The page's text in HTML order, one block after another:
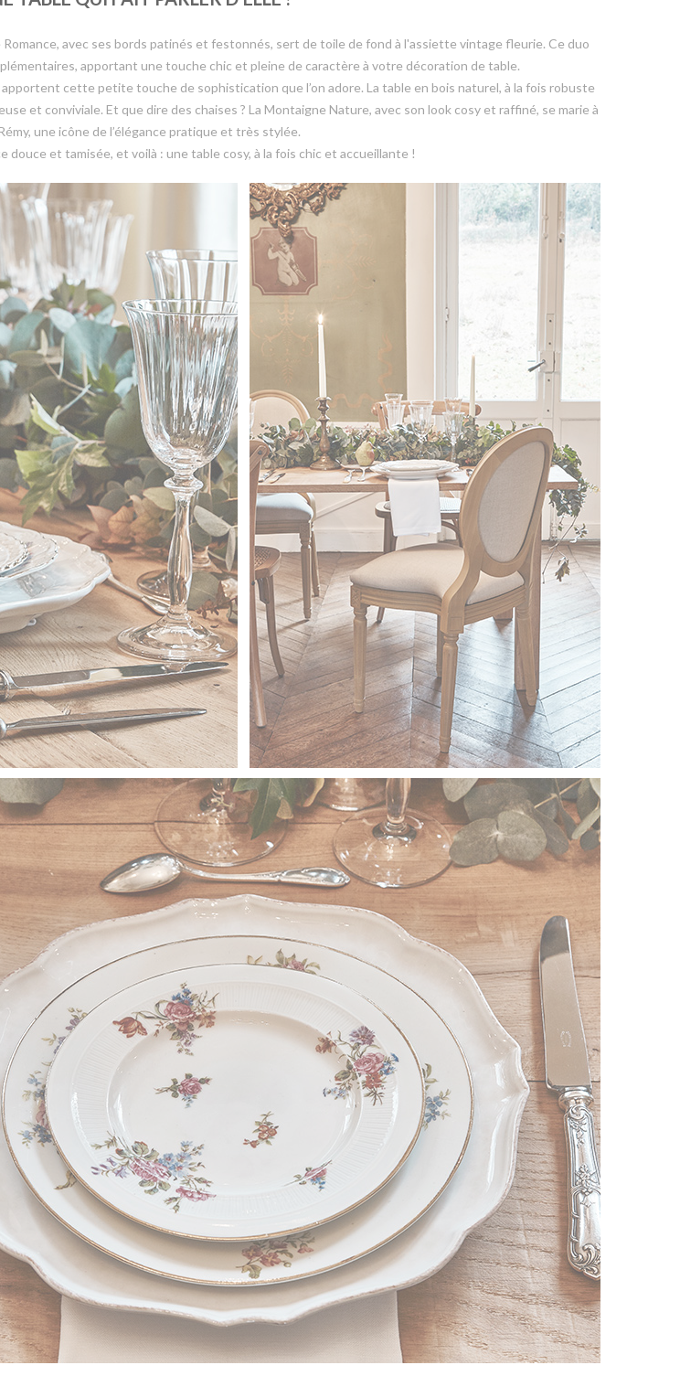
avec ses bords patinés et festonnés, sert de toile de fond à l'assiette vintage fleurie. Ce duo
apportant une touche chic et pleine de caractère à votre décoration de table.
cette petite touche de sophistication que l’on adore. La table en bois naturel, à la fois robuste
et conviviale. Et que dire des chaises ? La Montaigne Nature, avec son look cosy et raffiné, se marie à
une icône de l’élégance pratique et très stylée.
et tamisée, et voilà : une table cosy, à la fois chic et accueillante !